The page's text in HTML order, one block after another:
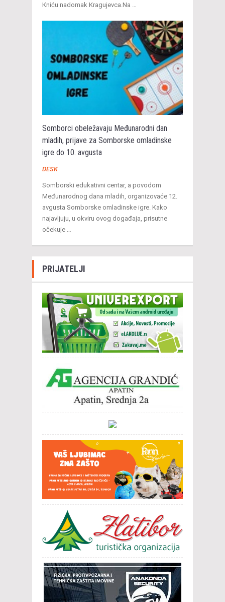
Кniću nadomak Кragujevca.Na …
Somborci obeležavaju Međunarodni dan
mladih, prijave za Somborske omladinske
igre do 10. avgusta
DESK
Somborski edukativni centar, a povodom
Međunarodnog dana mladih, organizovaće 12.
avgusta Somborske omladinske igre. Kako
najavljuju, u okviru ovog događaja, prisutne
očekuje …
PRIJATELJI